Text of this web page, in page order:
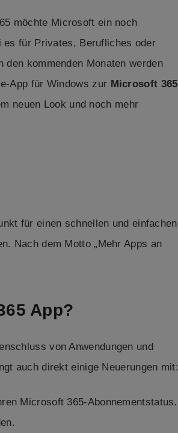
möchte Microsoft ein noch
es für Privates, Berufliches oder
kommenden Monaten werden
App für Windows zur Microsoft 365
neuen Look und noch mehr
für einen schnellen und einfachen
Nach dem Motto „Mehr Apps an
App?
von Anwendungen und
auch direkt einige Neuerungen mit:
Microsoft 365-Abonnementstatus.